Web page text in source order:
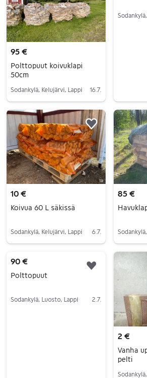
95 €
Polttopuut koivuklapi
50cm
Sodankylä, Kelujärvi, Lappi 16.7.
10 €
Koivua 60 L säkissä
Sodankylä, Kelujärvi, Lappi 6.7.
Lisää
85 €
90 €
Polttopuut
Sodankylä, Luosto, Lappi 2.7.
Lisää
2 €
Vanha
pelti